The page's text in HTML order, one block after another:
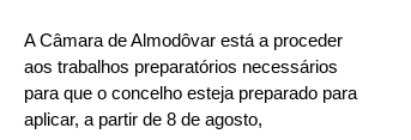
A Câmara de Almodôvar está a proceder
aos trabalhos preparatórios necessários
para que o concelho esteja preparado para
aplicar, a partir de 8 de agosto,